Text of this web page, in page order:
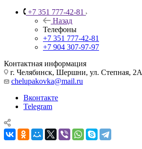
+7 351 777-42-81
Назад
Телефоны
+7 351 777-42-81
+7 904 307-97-97
Контактная информация
г. Челябинск, Шершни, ул. Степная, 2А
chelupakovka@mail.ru
Вконтакте
Telegram